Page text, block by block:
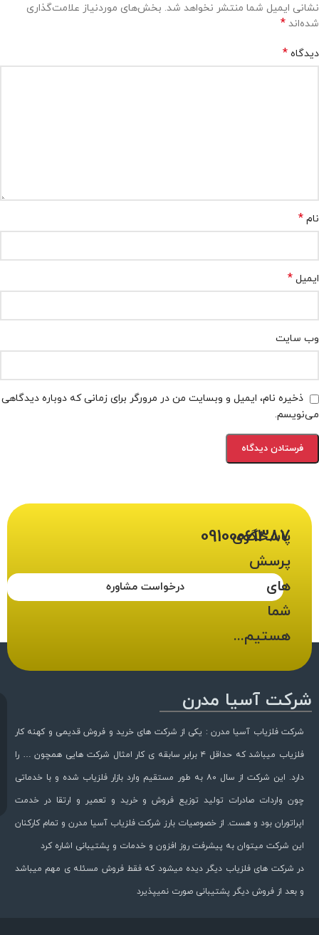
نشانی ایمیل شما منتشر نخواهد شد. بخش‌های موردنیاز علامت‌گذاری
شده‌اند *
دیدگاه *
نام *
ایمیل *
وب‌ سایت
ذخیره نام، ایمیل و وبسایت من در مرورگر برای زمانی که دوباره دیدگاهی
می‌نویسم.
درخواست مشاوره
پاسخگوی
پرسش
های
شما
هستیم...
09100061387
شرکت آسیا مدرن
شرکت فلزیاب آسیا مدرن : یکی از شرکت های خرید و فروش قدیمی و کهنه کار
فلزیاب میباشد که حداقل ۴ برابر سابقه ی کار امثال شرکت هایی همچون … را
دارد. این شرکت از سال ۸۰ به طور مستقیم وارد بازار فلزیاب شده و با خدماتی
چون واردات صادرات تولید توزیع فروش و خرید و تعمیر و ارتقا در خدمت
اپراتوران بود و هست. از خصوصیات بارز شرکت فلزیاب آسیا مدرن و تمام کارکنان
این شرکت میتوان به پیشرفت روز افزون و خدمات و پشتیبانی اشاره کرد
در شرکت های فلزیاب دیگر دیده میشود که فقط فروش مسئله ی مهم میباشد
و بعد از فروش دیگر پشتیبانی صورت نمیپذیرد